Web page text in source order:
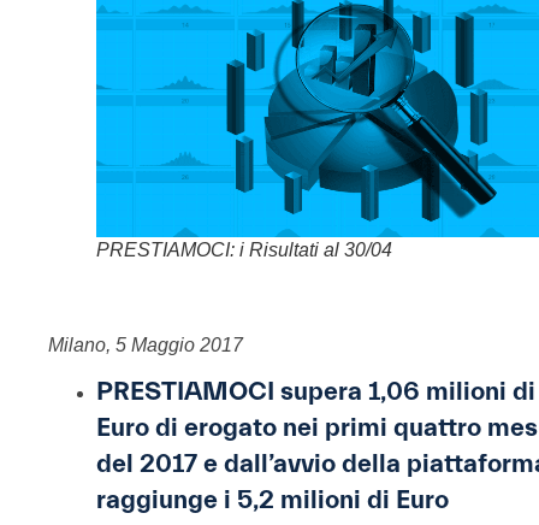
PRESTIAMOCI: i Risultati al 30/04
Milano, 5 Maggio 2017
PRESTIAMOCI supera 1,06 milioni di
Euro di erogato nei primi quattro
del 2017 e dall’avvio della
raggiunge i 5,2 milioni di Euro